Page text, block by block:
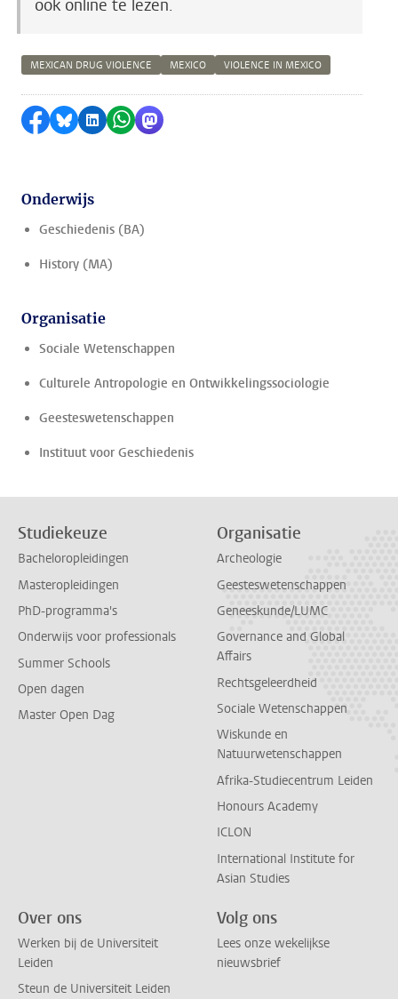
ook online te lezen.
MEXICAN DRUG VIOLENCE MEXICO VIOLENCE IN MEXICO
Delen op Facebook
Delen via Bluesky
Delen op LinkedIn
Delen via WhatsApp
Delen via Mastodon
Onderwijs
Geschiedenis (BA)
History (MA)
Organisatie
Sociale Wetenschappen
Culturele Antropologie en Ontwikkelingssociologie
Geesteswetenschappen
Instituut voor Geschiedenis
Studiekeuze
Bacheloropleidingen
Masteropleidingen
PhD-programma's
Onderwijs voor professionals
Summer Schools
Open dagen
Master Open Dag
Organisatie
Archeologie
Geesteswetenschappen
Geneeskunde/LUMC
Governance and Global
Affairs
Rechtsgeleerdheid
Sociale Wetenschappen
Wiskunde en
Natuurwetenschappen
Afrika-Studiecentrum Leiden
Honours Academy
ICLON
International Institute for
Asian Studies
Over ons
Werken bij de Universiteit
Leiden
Steun de Universiteit Leiden
Volg ons
Lees onze wekelijkse
nieuwsbrief